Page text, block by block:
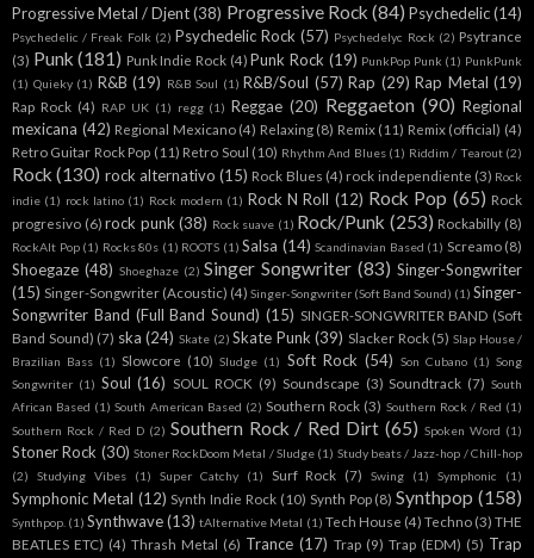
Progressive Metal / Djent (38) Progressive Rock (84) Psychedelic(14)
Psychedelic / Freak Folk (2) Psychedelic Rock (57) Psychedelyc Rock (2) Psytrance
(3) Punk (181) Punk Indie Rock (4) Punk Rock (19) PunkPop Punk (1) PunkPunk
(1) Quieky (1) R&B (19) R&B Soul (1) R&B/Soul (57) Rap (29) Rap Metal (19)
Rap Rock (4) RAP UK (1) regg (1) Reggae (20) Reggaeton (90) Regional
mexicana (42) Regional Mexicano (4) Relaxing (8) Remix (11) Remix (official) (4)
Retro Guitar Rock Pop (11) Retro Soul (10) Rhythm And Blues (1) Riddim / Tearout (2)
Rock (130) rock alternativo (15) Rock Blues (4) rock independiente (3) Rock
indie (1) rock latino (1) Rock modern (1) Rock N Roll (12) Rock Pop (65) Rock
progresivo (6) rock punk (38) Rock suave (1) Rock/Punk (253) Rockabilly (8)
RockAlt Pop (1) Rocks 80s (1) ROOTS (1) Salsa (14) Scandinavian Based (1) Screamo (8)
Shoegaze (48) Shoeghaze (2) Singer Songwriter (83) Singer-Songwriter
(15) Singer-Songwriter (Acoustic) (4) Singer-Songwriter (Soft Band Sound) (1) Singer-
Songwriter Band (Full Band Sound) (15) SINGER-SONGWRITER BAND (Soft
Band Sound) (7) ska (24) Skate (2) Skate Punk (39) Slacker Rock (5) Slap House /
Brazilian Bass (1) Slowcore (10) Sludge (1) Soft Rock (54) Son Cubano (1) Song
Songwriter (1) Soul (16) SOUL ROCK (9) Soundscape (3) Soundtrack (7) South
African Based (1) South American Based (2) Southern Rock (3) Southern Rock / Red (1)
Southern Rock / Red D (2) Southern Rock / Red Dirt (65) Spoken Word (1)
Stoner Rock (30) Stoner RockDoom Metal / Sludge (1) Study beats / Jazz-hop / Chill-hop
(2)
Studying Vibes (1) Super Catchy (1) Surf Rock (7) Swing (1) Symphonic (1)
Symphonic Metal (12) Synth Indie Rock (10) Synth Pop (8) Synthpop (158)
Synthpop. (1) Synthwave (13) tAlternative Metal (1) Tech House (4) Techno (3) THE
BEATLES ETC) (4) Thrash Metal (6) Trance (17) Trap (9) Trap (EDM) (5) Trap